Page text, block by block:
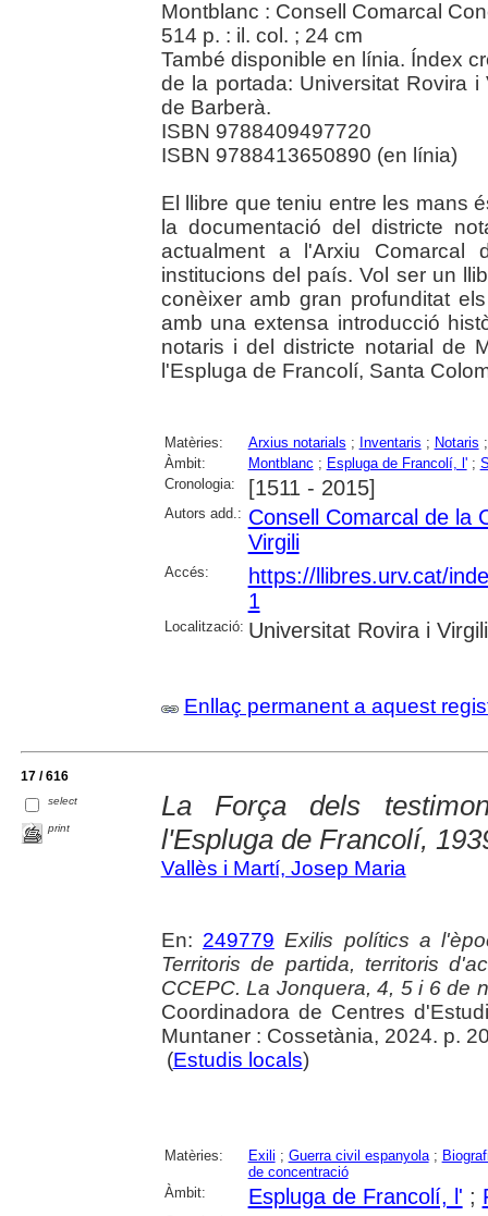
Montblanc : Consell Comarcal
514 p. : il. col. ; 24 cm
També disponible en línia. Índex
de la portada: Universitat Rovira
de Barberà.
ISBN 9788409497720
ISBN 9788413650890 (en línia)
El llibre que teniu entre les mans
la documentació del districte
actualment a l'Arxiu
institucions del país. Vol ser un
conèixer amb gran profunditat
amb una extensa introducció
notaris i del districte notarial de
l'Espluga de Francolí, Santa
Matèries: Arxius notarials ; Inventaris ; Notaris
Àmbit:
Montblanc ; Espluga de Francolí, l';
Cronologia:
[1511 - 2015]
Autors add.: Consell Comarcal de la
Virgili
Accés:
https://llibres.urv.cat/
1
Localització: Universitat Rovira i
Enllaç permanent a aquest
17 / 616
select
print
La Força dels
l'Espluga de Francolí,
Vallès i Martí, Josep Maria
En: 249779 Exilis polítics a
Territoris de partida, territoris
CCEPC. La Jonquera, 4, 5 i 6 de
Coordinadora de Centres
Muntaner : Cossetània, 2024. p.
(Estudis locals)
Matèries: Exili ; Guerra civil espanyola;
de concentració
Àmbit:
Espluga de Francolí, l' ;